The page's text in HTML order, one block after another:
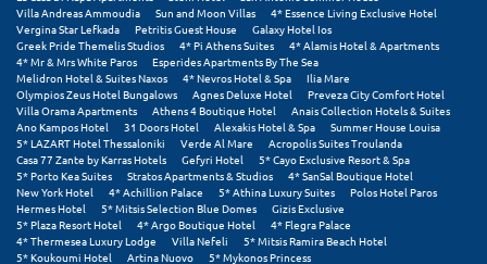
Χ
Χαλκίδα
Χαλκιδική
Χανιά
Χερσόνησος
Χερσόνησος Άθως
Villa Andreas Ammoudia
Sun and Moon Villas
4* Essence Living Exclusive Hotel
Vergina Star Lefkada
Petritis Guest House
Galaxy Hotel Ios
Greek Pride Themelis Studios
4* Pi Athens Suites
4* Alamis Hotel & Apartments
4* Mr & Mrs White Paros
Esperides Apartments By The Sea
Melidron Hotel & Suites Naxos
4* Nevros Hotel & Spa
Ilia Mare
Olympios Zeus Hotel Bungalows
Agnes Deluxe Hotel
Preveza City Comfort Hotel
Villa Orama Apartments
Athens 4 Boutique Hotel
Anais Collection Hotels & Suites
Ano Kampos Hotel
31 Doors Hotel Alexakis Hotel & Spa
Summer House Louisa
5* LAZART Hotel Thessaloniki
Verde Al Mare
Acropolis Suites Troulanda
Casa 77 Zante by Karras Hotels
Gefyri Hotel
5* Cayo Exclusive Resort & Spa
5* Porto Kea Suites
Stratos Apartments & Studios
4* SanSal Boutique Hotel
New York Hotel
4* Achillion Palace 5* Athina Luxury Suites
Polos Hotel Paros
Hermes Hotel
5* Mitsis Selection Blue Domes
Gizis Exclusive
5* Plaza Resort Hotel
4* Argo Boutique Hotel
4* Flegra Palace
4* Thermesea Luxury Lodge
Villa Nefeli
5* Mitsis Ramira Beach Hotel
5* Koukoumi Hotel
Artina Nuovo
5* Mykonos Princess